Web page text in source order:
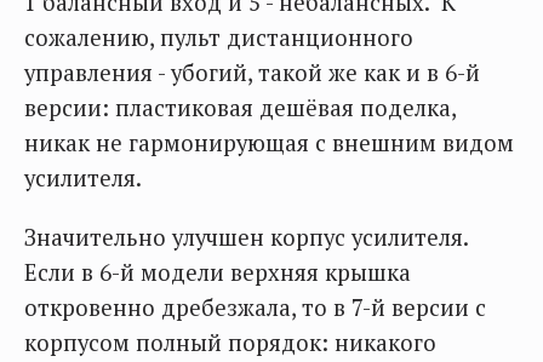
сожалению, пульт дистанционного
управления - убогий, такой же как и в 6-й
версии: пластиковая дешёвая поделка,
никак не гармонирующая с внешним видом
усилителя.
Значительно улучшен корпус усилителя.
Если в 6-й модели верхняя крышка
откровенно дребезжала, то в 7-й версии с
корпусом полный порядок: никакого